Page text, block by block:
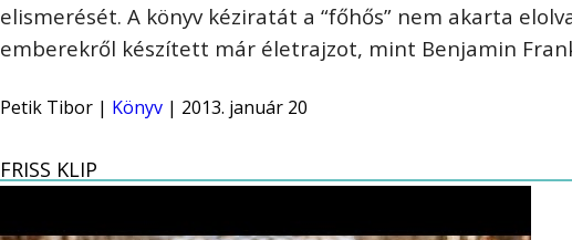
elismerését. A könyv kéziratát a “főhős” nem akarta
emberekről készített már életrajzot, mint Benjamin
Petik Tibor | Könyv | 2013. január 20
FRISS KLIP